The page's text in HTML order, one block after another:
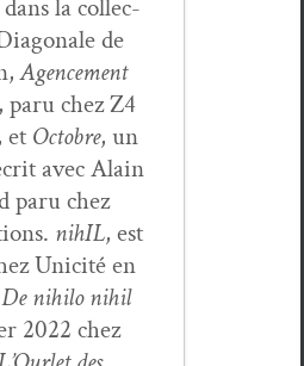
la col­lec­
de
Agence­ment
paru chez Z4
et Octo­bre, un
avec Alain
paru chez
nihIL, est
Unic­ité en
De nihi­lo nihil
2022 chez